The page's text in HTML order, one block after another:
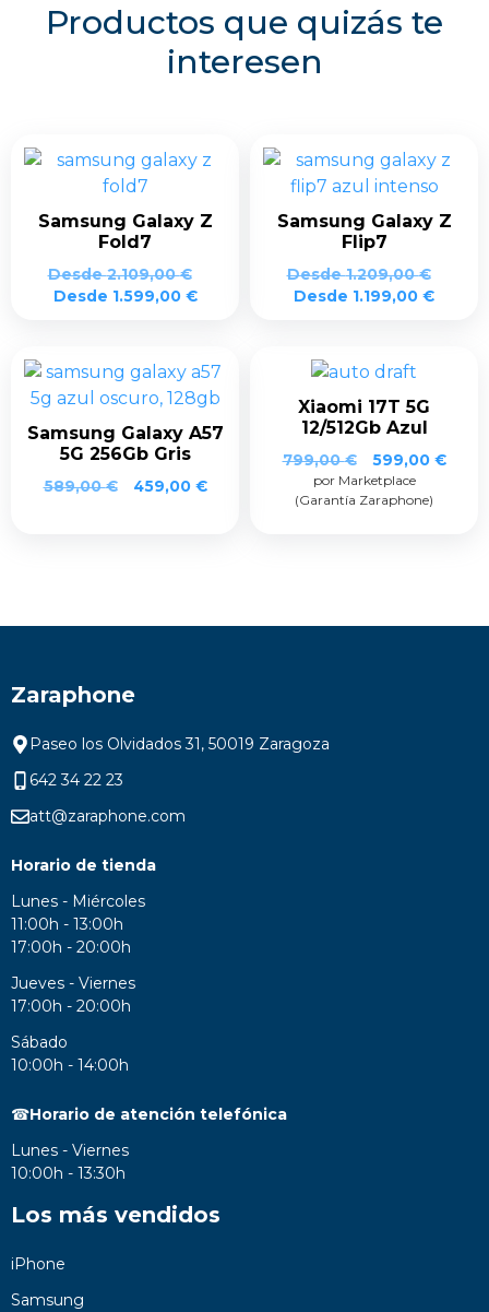
Productos que quizás te
interesen
Samsung Galaxy Z
Fold7
Desde2.109,00€
Desde 1.599,00 €
Samsung Galaxy Z
Flip7
Desde1.209,00€
Desde 1.199,00 €
Samsung Galaxy A57
5G 256Gb Gris
589,00€
El
459,00 €El
Xiaomi 17T 5G
12/512Gb Azul
799,00€
El
precio
original
599,00 €El
por Marketplace
(Garantía Zaraphone)
Zaraphone
Paseo los Olvidados 31, 50019 Zaragoza
642 34 22 23
att@zaraphone.com
Horario de tienda
Lunes - Miércoles
11:00h - 13:00h
17:00h - 20:00h
Jueves - Viernes
17:00h - 20:00h
Sábado
10:00h - 14:00h
☎Horario de atención telefónica
Lunes - Viernes
10:00h - 13:30h
Los más vendidos
iPhone
Samsung